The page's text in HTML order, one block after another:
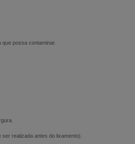
possa contaminar.
realizada antes do lixamento).